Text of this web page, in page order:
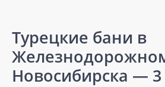
Турецкие бани в
Новосибирска — 3